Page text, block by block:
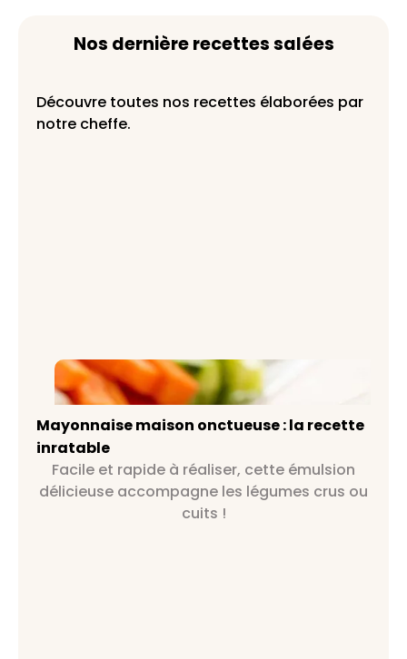
Nos dernière recettes salées
Découvre toutes nos recettes élaborées par
notre cheffe.
Mayonnaise maison onctueuse : la
recette inratable
Mayonnaise maison onctueuse : la recette
inratable
Facile et rapide à réaliser, cette émulsion
délicieuse accompagne les légumes crus ou
cuits !